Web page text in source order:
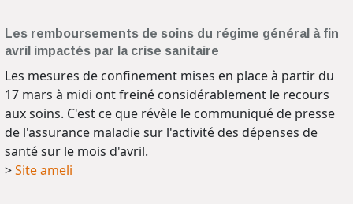
Les remboursements de soins du régime général à fin
avril impactés par la crise sanitaire
Les mesures de confinement mises en place à partir du
17 mars à midi ont freiné considérablement le recours
aux soins. C'est ce que révèle le communiqué de presse
de l'assurance maladie sur l'activité des dépenses de
santé sur le mois d'avril.
>Site ameli